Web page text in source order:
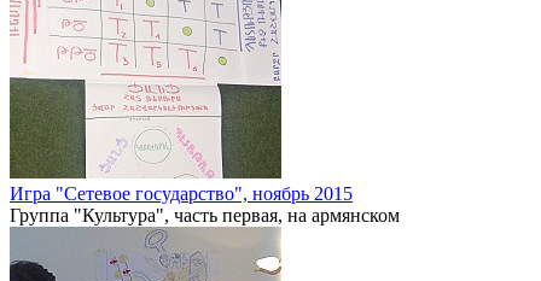
Игра "Сетевое государство", ноябрь 2015
Группа "Культура", часть первая, на армянском